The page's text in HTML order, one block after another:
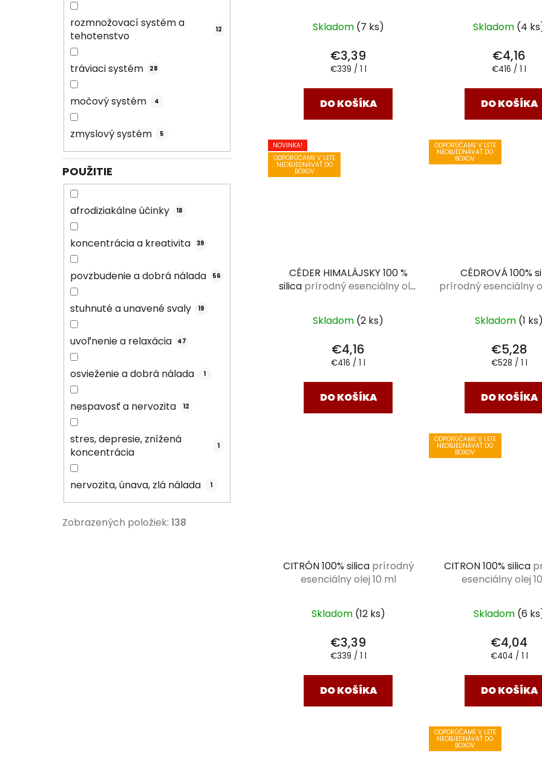
rozmnožovací systém a
tehotenstvo
12
tráviaci systém 28
močový systém 4
zmyslový systém 5
POUŽITIE
afrodiziakálne účinky 18
koncentrácia a kreativita 39
povzbudenie a dobrá nálada 56
stuhnuté a unavené svaly 19
uvoľnenie a relaxácia 47
osvieženie a dobrá nálada 1
nespavosť a nervozita 12
stres, depresie, znížená
koncentrácia
1
nervozita, únava, zlá nálada 1
Zobrazených položiek: 138
Skladom (7 ks)
€3,39
Jednotková
€339 / 1 l
DO KOŠÍKA
Skladom (4
€4,16
Jednotková
€416 / 1 l
DO KOŠÍKA
NOVINKA!
ODPORÚČAME V LETE
NEOBJEDNÁVAŤ DO
BOXOV
CÉDER HIMALÁJSKY 100 %
silica prírodný esenciálny olej
Skladom (2 ks)
€4,16
Jednotková
€416 / 1 l
DO KOŠÍKA
ODPORÚČAME V LETE
NEOBJEDNÁVAŤ DO
BOXOV
CÉDROVÁ 100%
prírodný esenciálny
Skladom (1 ks)
€5,28
Jednotková
€528 / 1 l
DO KOŠÍKA
CITRÓN 100% silica prírodný
esenciálny olej 10 ml
Skladom (12 ks)
€3,39
Jednotková
€339 / 1 l
DO KOŠÍKA
ODPORÚČAME V LETE
NEOBJEDNÁVAŤ DO
BOXOV
CITRON 100% silica
esenciálny olej
Skladom (6
€4,04
Jednotková
€404 / 1 l
DO KOŠÍKA
ODPORÚČAME V LETE
NEOBJEDNÁVAŤ DO
BOXOV